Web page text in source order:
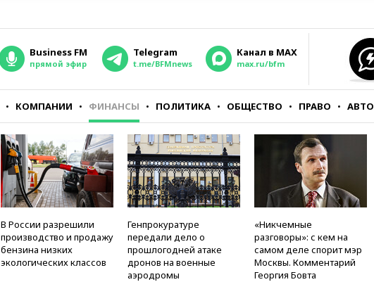
Business FM
прямой эфир
Telegram
t.me/BFMnews
Канал в MAX
max.ru/bfm
КОМПАНИИ ФИНАНСЫ ПОЛИТИКА ОБЩЕСТВО ПРАВО АВТО
В России разрешили
производство и продажу
бензина низких
экологических классов
Генпрокуратуре
передали дело о
прошлогодней атаке
дронов на военные
аэродромы
«Никчемные
разговоры»: с кем на
самом деле спорит мэр
Москвы. Комментарий
Георгия Бовта